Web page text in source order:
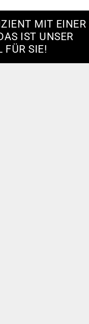
MIT EINER
IST UNSER
FÜR SIE!